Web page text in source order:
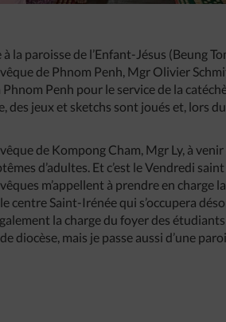
la paroisse de l’Enfant-Jésus (Beung
de Phnom Penh, Mgr Olivier
Penh pour le service de la
des jeux et sketchs sont joués et, lors
de Kompong Cham, Mgr Ly, à
d’adultes. Et c’est le Vendredi
m’appellent à prendre en charge
Saint-Irénée qui s’occupera
la charge du foyer des
diocèse, mais je passe aussi d’une